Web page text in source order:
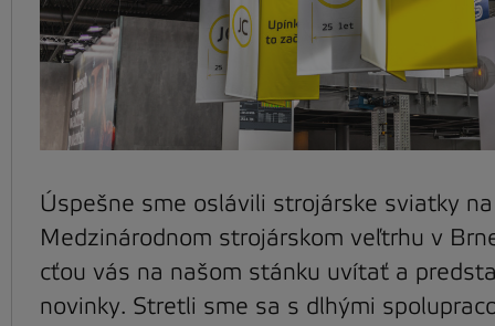
Úspešne sme oslávili strojárske sviatky na
Medzinárodnom strojárskom veľtrhu v
cťou vás na našom stánku uvítať a
novinky. Stretli sme sa s dlhými